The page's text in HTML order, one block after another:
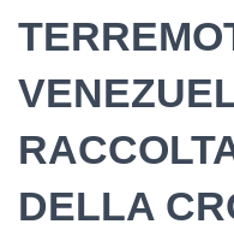
DELLA